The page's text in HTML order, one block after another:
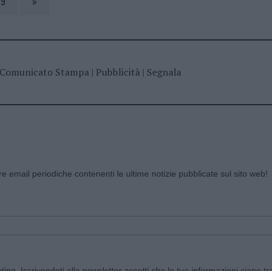
Stampa| Pubblicità| Segnala
email periodiche contenenti le ultime notizie pubblicate sul sito web!